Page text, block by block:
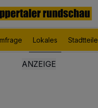
Lokales Stadtteile